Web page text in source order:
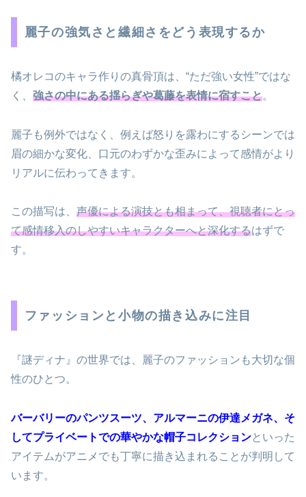
麗子の強気さと繊細さをどう表現するか
橘オレコのキャラ作りの真骨頂は、“ただ強い女性”ではな
く、 強さの中にある揺らぎや葛藤を表情に宿すこと。
麗子も例外ではなく、例えば怒りを露わにするシーンでは
眉の細かな変化、口元のわずかな歪みによって感情がより
リアルに伝わってきます。
この描写は、 声優による演技とも相まって、視聴者にとっ
て感情移入のしやすいキャラクターへと深化するはずで
す。
ファッションと小物の描き込みに注目
『謎ディナ』の世界では、麗子のファッションも大切な個
性のひとつ。
バーバリーのパンツスーツ、アルマーニの伊達メガネ、そ
してプライベートでの華やかな帽子コレクションといった
アイテムがアニメでも丁寧に描き込まれることが判明して
います。